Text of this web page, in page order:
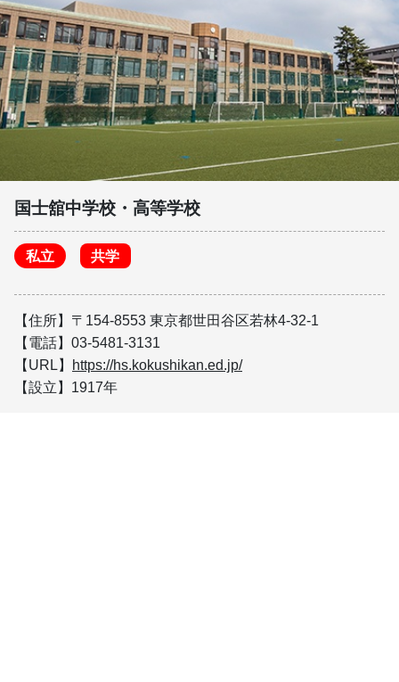
国士舘中学校・高等学校
私立 共学
【住所】〒154-8553 東京都世田谷区若林4-32-1
【電話】03-5481-3131
【URL】
https://hs.kokushikan.ed.jp/
【設立】1917年